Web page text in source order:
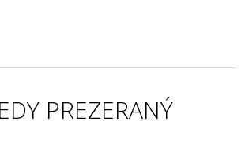
PREZERANÝ